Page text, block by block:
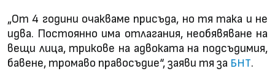
„От 4 години очакваме присъда, но тя така и не
идва. Постоянно има отлагания, необявяване на
вещи лица, трикове на адвоката на подсъдимия,
бавене, тромаво правосъдие“, заяви тя за БНТ.